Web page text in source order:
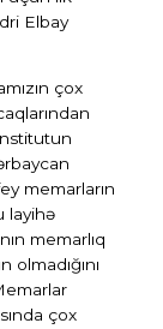
Elbay
çox
memarların
layihə
memarlıq
çox